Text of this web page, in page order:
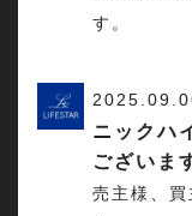
す。
ニックハ
ございま
売主様、